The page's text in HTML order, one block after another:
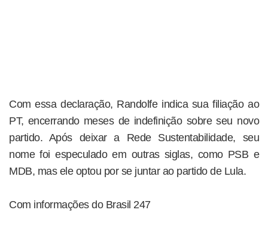
Com essa declaração, Randolfe indica sua filiação ao
PT, encerrando meses de indefinição sobre seu novo
partido. Após deixar a Rede Sustentabilidade, seu
nome foi especulado em outras siglas, como PSB e
MDB, mas ele optou por se juntar ao partido de Lula.
Com informações do Brasil 247